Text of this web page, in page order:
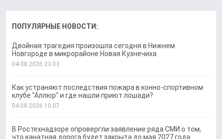
ПОПУЛЯРНЫЕ НОВОСТИ:
Двойная трагедия произошла сегодня в Нижнем
Новгороде в микрорайоне Новая Кузнечиха
04.08.2026 23:03
Как устраняют последствия пожара в конно-спортивном
клубе "Аллюр" и где нашли приют лошади?
04.08.2026 10:07
В Ростехнадзоре опровергли заявление ряда СМИ о том,
что канатная дорога будет закрыта до мая 2027 года